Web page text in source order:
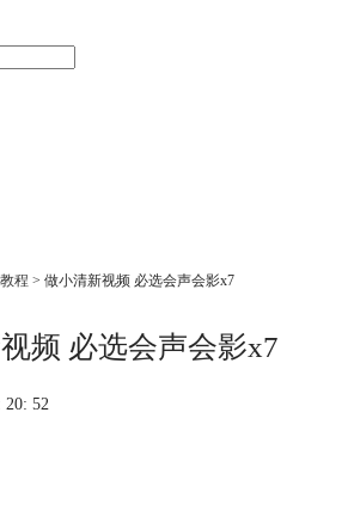
程 > 做小清新视频 必选会声会影x7
频 必选会声会影x7
20: 52